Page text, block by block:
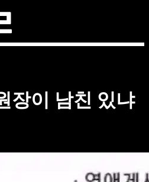
장이 남친 있냐